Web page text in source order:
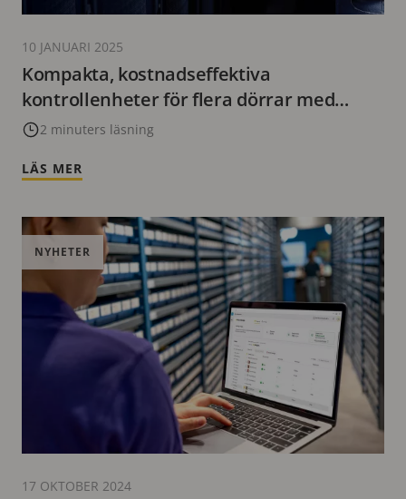
Kompakta, kostnadseffektiva
kontrollenheter för flera dörrar med
centraliserade installationer
2 minuters läsning
10 JANUARI 2025
LÄS MER
NYHETER
17 OKTOBER 2024